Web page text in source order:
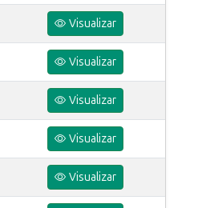
Visualizar
Visualizar
Visualizar
Visualizar
Visualizar